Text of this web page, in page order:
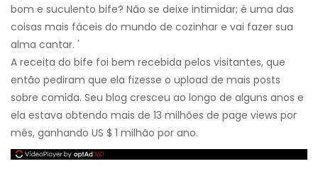
bom e suculento bife? Não se deixe intimidar; é uma das
coisas mais fáceis do mundo de cozinhar e vai fazer sua
alma cantar. '
A receita do bife foi bem recebida pelos visitantes, que
então pediram que ela fizesse o upload de mais posts
sobre comida. Seu blog cresceu ao longo de alguns anos e
ela estava obtendo mais de 13 milhões de page views por
mês, ganhando US $ 1 milhão por ano.